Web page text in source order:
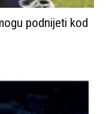
podnijeti kod